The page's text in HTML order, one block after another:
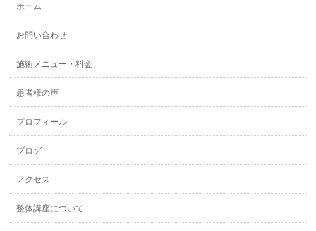
ホーム
お問い合わせ
施術メニュー・料金
患者様の声
プロフィール
ブログ
アクセス
整体講座について